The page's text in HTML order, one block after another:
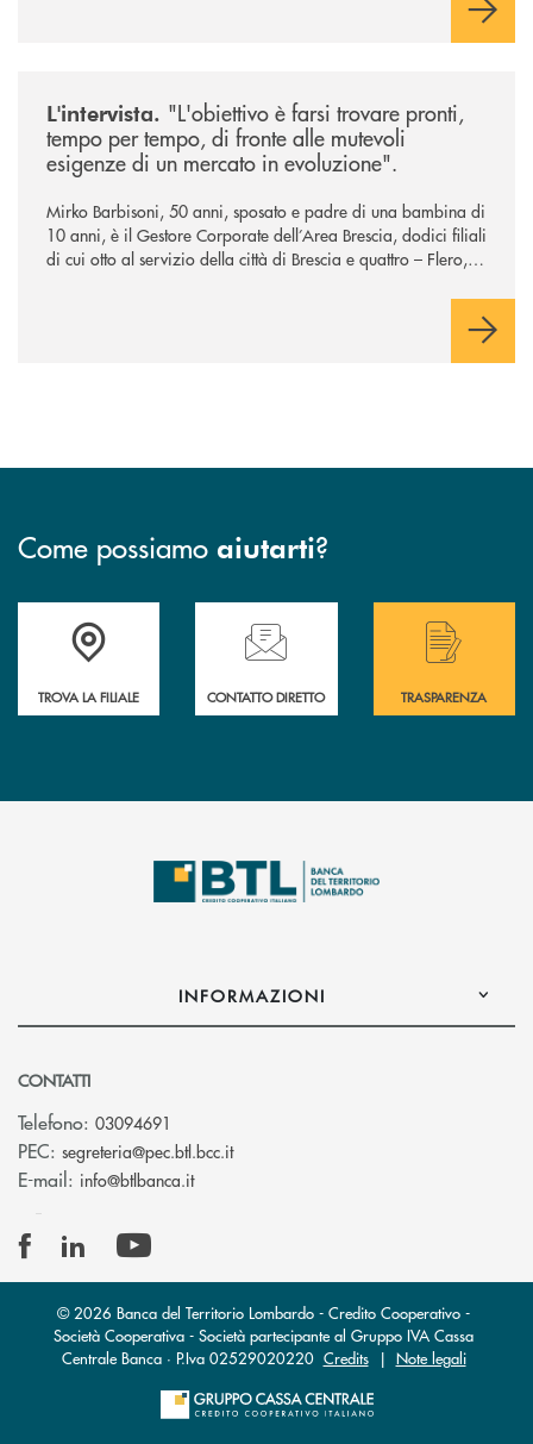
L'intervista. "L'obiettivo è farsi trovare pronti,
tempo per tempo, di fronte alle mutevoli
esigenze di un mercato in evoluzione".
Mirko Barbisoni, 50 anni, sposato e padre di una bambina di
10 anni, è il Gestore Corporate dell’Area Brescia, dodici filiali
di cui otto al servizio della città di Brescia e quattro – Flero,
Come possiamo aiutarti?
Accedi all' elenco completo delle filiali .
TROVA LA FILIALE
Hai bisogno di assistenza immediata?
CONTATTO DIRETTO
Hai bisogno di
TRASPARENZA
INFORMAZIONI
CONTATTI
Telefono: 03094691
PEC: segreteria@pec.btl.bcc.it(si apre l’app di posta elettronica)
E-mail: info@btlbanca.it(si apre l’app di posta elettronica)
© 2026 Banca del Territorio Lombardo - Credito Cooperativo -
Società Cooperativa - Società partecipante al Gruppo IVA Cassa
Centrale Banca · P.Iva 02529020220 Credits| Note legali